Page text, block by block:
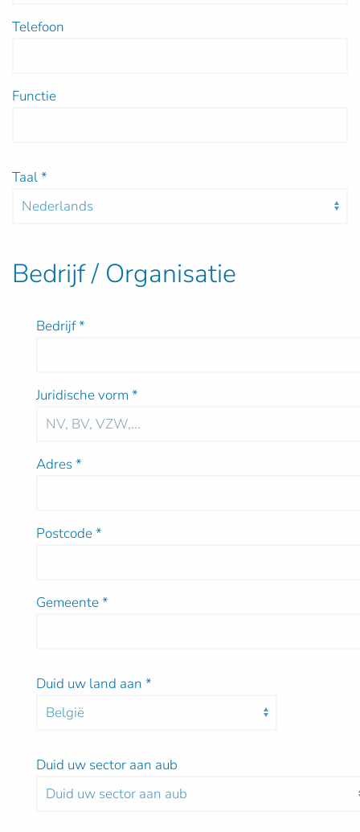
Telefoon
Functie
Taal*
Bedrijf / Organisatie
Bedrijf*
Juridische vorm *
Adres*
Postcode*
Gemeente*
Duid uw land aan *
Duid uw sector aan aub